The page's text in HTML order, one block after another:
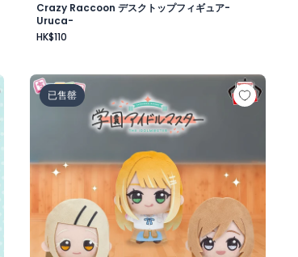
Crazy Raccoon デスクトップフィギュア-
Uruca-
HK$110
ろぎタイムぬいぐるみ～ポッチャマ～
学園アイドルマスター ちびぐるみ～学園生活
已售罄